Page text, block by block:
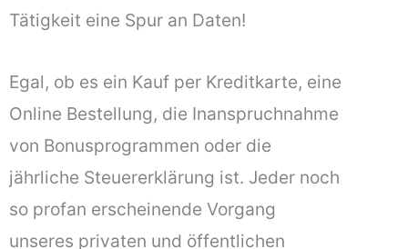
Tätigkeit eine Spur an Daten!
Egal, ob es ein Kauf per Kreditkarte, eine
Online Bestellung, die Inanspruchnahme
von Bonusprogrammen oder die
jährliche Steuererklärung ist. Jeder noch
so profan erscheinende Vorgang
unseres privaten und öffentlichen